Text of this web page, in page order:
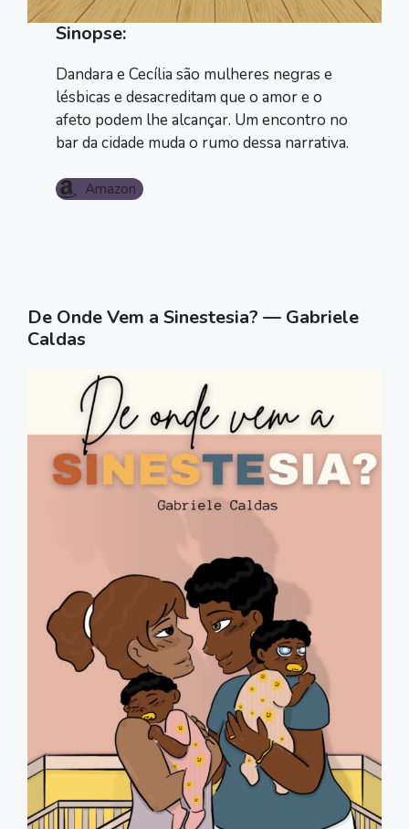
Sinopse:
Dandara e Cecília são mulheres negras e
lésbicas e desacreditam que o amor e o
afeto podem lhe alcançar. Um encontro no
bar da cidade muda o rumo dessa narrativa.
Amazon
De Onde Vem a Sinestesia? — Gabriele
Caldas